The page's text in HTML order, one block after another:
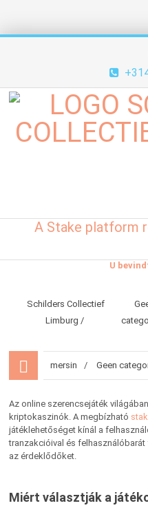
A Stake platform
U
Schilders Collectief
Limburg
mersin Geen
Az online szerencsejáték
kriptokaszinók. A megbízható
játéklehetőséget kínál a
tranzakcióival és felhasználóbarát
az érdeklődőket.
Miért választják a